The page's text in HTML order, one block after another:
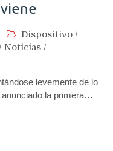
Dispositivo /
/ Noticias /
levemente de lo
anunciado la primera…